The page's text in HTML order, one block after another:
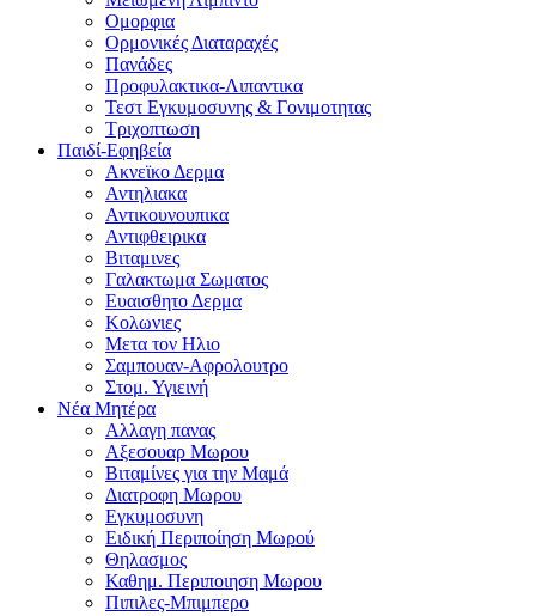
Ομορφια
Ορμονικές Διαταραχές
Πανάδες
Προφυλακτικα-Λιπαντικα
Τεστ Εγκυμοσυνης & Γονιμοτητας
Τριχοπτωση
Παιδί-Εφηβεία
Ακνεϊκο Δερμα
Αντηλιακα
Αντικουνουπικα
Αντιφθειρικα
Βιταμινες
Γαλακτωμα Σωματος
Ευαισθητο Δερμα
Κολωνιες
Μετα τον Ηλιο
Σαμπουαν-Αφρολουτρο
Στομ. Υγιεινή
Νέα Μητέρα
Αλλαγη πανας
Αξεσουαρ Μωρου
Βιταμίνες για την Μαμά
Διατροφη Μωρου
Εγκυμοσυνη
Ειδική Περιποίηση Μωρού
Θηλασμος
Καθημ. Περιποιηση Μωρου
Πιπιλες-Μπιμπερο